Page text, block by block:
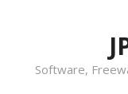
Software,